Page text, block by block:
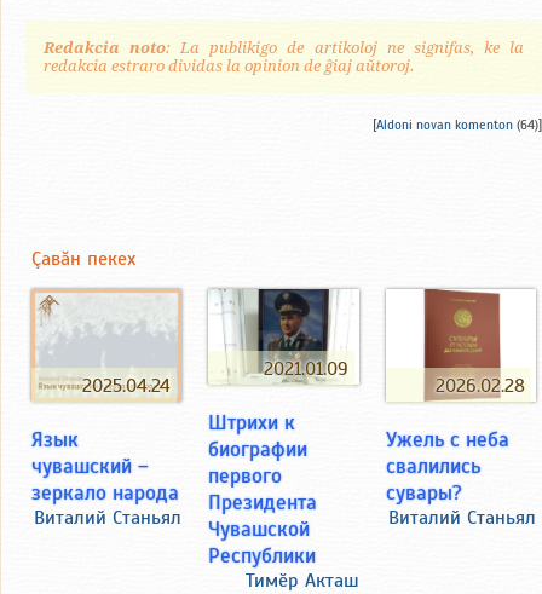
Redakcia noto: La publikigo de artikoloj ne signifas, ke la
redakcia estraro dividas la opinion de ĝiaj aŭtoroj.
[Aldoni novan komenton (64)]
Çавăн пекех
2025.04.24
Язык
чувашский –
зеркало народа
Виталий Станьял
2021.01.09
Штрихи к
биографии
первого
Президента
Чувашской
Республики
Тимӗр Акташ
2026.02.28
Ужель с неба
свалились
сувары?
Виталий Станьял